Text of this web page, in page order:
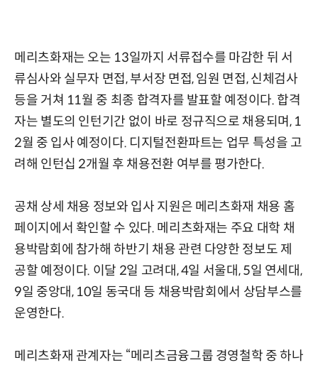
메리츠화재는 오는 13일까지 서류접수를 마감한 뒤 서
류심사와 실무자 면접, 부서장 면접, 임원 면접, 신체검사
등을 거쳐 11월 중 최종 합격자를 발표할 예정이다. 합격
자는 별도의 인턴기간 없이 바로 정규직으로 채용되며, 1
2월 중 입사 예정이다. 디지털전환파트는 업무 특성을 고
려해 인턴십 2개월 후 채용전환 여부를 평가한다.
공채 상세 채용 정보와 입사 지원은 메리츠화재 채용 홈
페이지에서 확인할 수 있다. 메리츠화재는 주요 대학 채
용박람회에 참가해 하반기 채용 관련 다양한 정보도 제
공할 예정이다. 이달 2일 고려대, 4일 서울대, 5일 연세대,
9일 중앙대, 10일 동국대 등 채용박람회에서 상담부스를
운영한다.
메리츠화재 관계자는 “메리츠금융그룹 경영철학 중 하나